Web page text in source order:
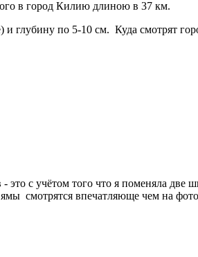
в город Килию длиною в 37 км.
по 5-10 см. Куда смотрят
это с учётом того что я поменяла
смотрятся впечатляюще чем на